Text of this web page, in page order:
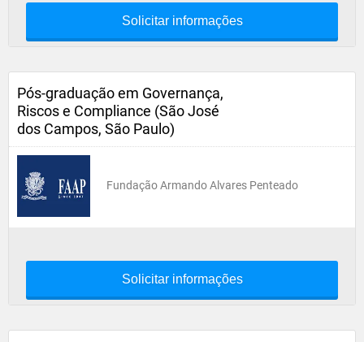
Solicitar informações
Pós-graduação em Governança,
Riscos e Compliance (São José
dos Campos, São Paulo)
Fundação Armando Alvares Penteado
Solicitar informações